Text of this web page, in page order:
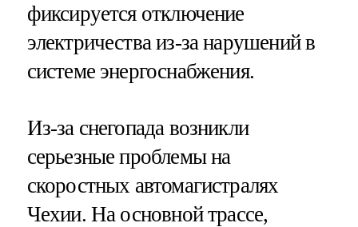
фиксируется отключение
электричества из-за нарушений в
системе энергоснабжения.
Из-за снегопада возникли
серьезные проблемы на
скоростных автомагистралях
Чехии. На основной трассе,